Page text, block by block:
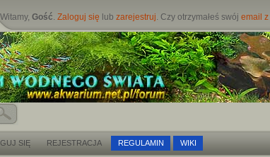
Witamy, Gość. Zaloguj się lub zarejestruj. Czy otrzymałeś swój email
SIĘ REJESTRACJA REGULAMIN WIKI